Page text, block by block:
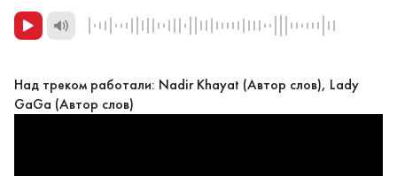
Над треком работали: Nadir Khayat (Автор слов), Lady
GaGa (Автор слов)